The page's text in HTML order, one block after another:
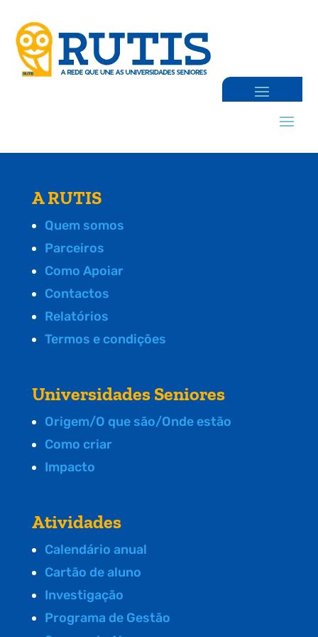
A RUTIS
Quem somos
Parceiros
Como Apoiar
Contactos
Relatórios
Termos e condições
Universidades Seniores
Origem/O que são/Onde estão
Como criar
Impacto
Atividades
Calendário anual
Cartão de aluno
Investigação
Programa de Gestão